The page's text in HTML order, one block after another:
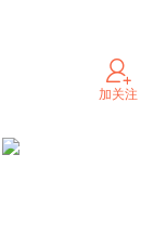
加关注